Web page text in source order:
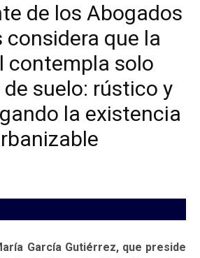
de los Abogados
considera que la
contempla solo
suelo: rústico y
la existencia
García Gutiérrez, que preside